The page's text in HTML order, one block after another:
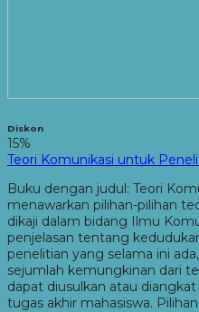
Diskon
15%
Teori Komunikasi untuk
Buku dengan judul: Teori
menawarkan pilihan-pilihan
dikaji dalam bidang Ilmu
penjelasan tentang
penelitian yang selama ini
sejumlah kemungkinan dari
dapat diusulkan atau
tugas akhir mahasiswa.